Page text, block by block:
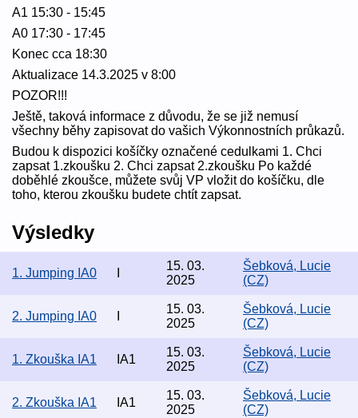
A1 15:30 - 15:45
A0 17:30 - 17:45
Konec cca 18:30
Aktualizace 14.3.2025 v 8:00
POZOR!!!
Ještě, taková informace z důvodu, že se již nemusí
všechny běhy zapisovat do vašich Výkonnostních průkazů.
Budou k dispozici košíčky označené cedulkami 1. Chci
zapsat 1.zkoušku 2. Chci zapsat 2.zkoušku Po každé
doběhlé zkoušce, můžete svůj VP vložit do košíčku, dle
toho, kterou zkoušku budete chtít zapsat.
Výsledky
1. Jumping IA0
15. 03.
2025
Šebková, Lucie
(CZ)
2. Jumping IA0
15. 03.
2025
Šebková, Lucie
(CZ)
1. Zkouška IA1 IA1
15. 03.
2025
Šebková, Lucie
(CZ)
2. Zkouška IA1 IA1
15. 03.
2025
Šebková, Lucie
(CZ)